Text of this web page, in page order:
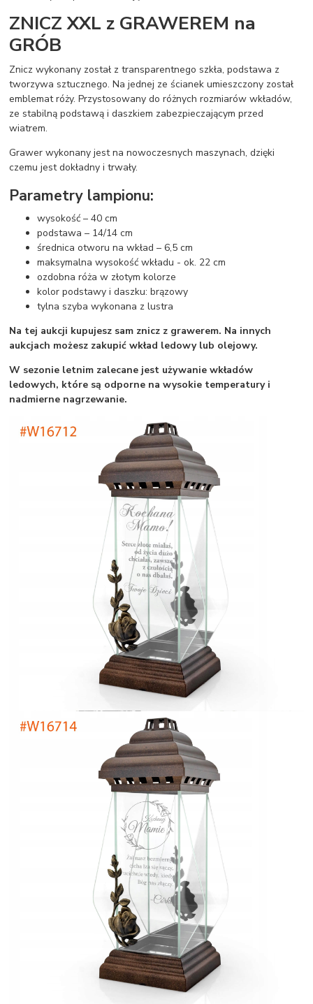
ZNICZ XXL z GRAWEREM na
GRÓB
Znicz wykonany został z transparentnego szkła, podstawa z
tworzywa sztucznego. Na jednej ze ścianek umieszczony został
emblemat róży. Przystosowany do różnych rozmiarów wkładów,
ze stabilną podstawą i daszkiem zabezpieczającym przed
wiatrem.
Grawer wykonany jest na nowoczesnych maszynach, dzięki
czemu jest dokładny i trwały.
Parametry lampionu:
wysokość – 40 cm
podstawa – 14/14 cm
średnica otworu na wkład – 6,5 cm
maksymalna wysokość wkładu - ok. 22 cm
ozdobna róża w złotym kolorze
kolor podstawy i daszku: brązowy
tylna szyba wykonana z lustra
Na tej aukcji kupujesz sam znicz z grawerem. Na innych
aukcjach możesz zakupić wkład ledowy lub olejowy.
W sezonie letnim zalecane jest używanie wkładów
ledowych, które są odporne na wysokie temperatury i
nadmierne nagrzewanie.